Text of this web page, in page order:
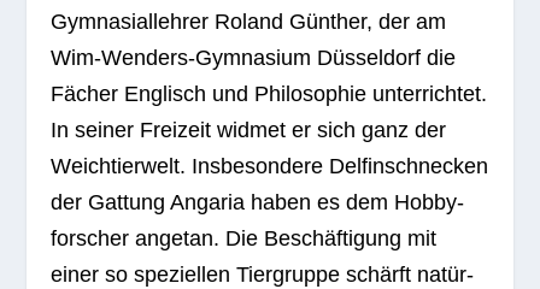
Gym­na­si­al­leh­rer Roland Gün­ther, der am
Wim-Wen­ders-Gym­na­sium Düs­sel­dorf die
Fächer Eng­lisch und Phi­lo­so­phie unter­rich­tet.
In sei­ner Frei­zeit wid­met er sich ganz der
Weich­tier­welt. Ins­be­son­dere Del­fin­schne­cken
der Gat­tung Anga­ria haben es dem Hob­by­
for­scher ange­tan. Die Beschäf­ti­gung mit
einer so spe­zi­el­len Tier­gruppe schärft natür­